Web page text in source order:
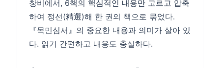
창비에서, 6책의 핵심적인 내용만 고르고 압축
하여 정선(精選)해 한 권의 책으로 묶었다.
『목민심서』의 중요한 내용과 의미가 살아 있
다. 읽기 간편하고 내용도 충실하다.